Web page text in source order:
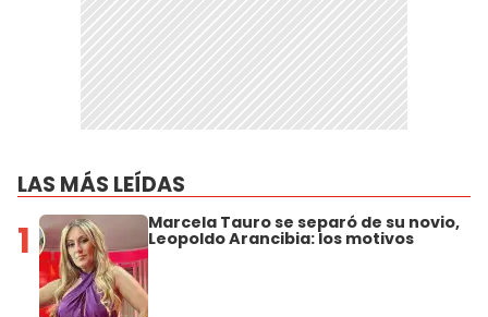
LAS MÁS LEÍDAS
1 Marcela Tauro se separó de su novio,
Leopoldo Arancibia: los motivos